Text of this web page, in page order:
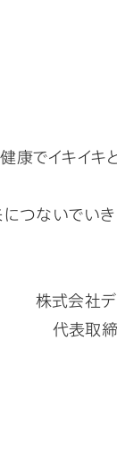
康でイキイ
つないでいき
株式会社
代表取